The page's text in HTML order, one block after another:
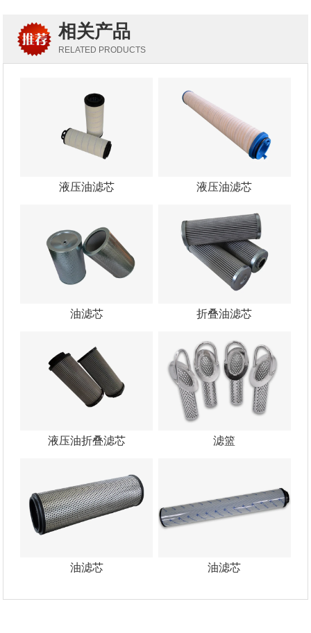
相关产品
RELATED PRODUCTS
液压油滤芯 液压油滤芯
油滤芯 折叠油滤芯
液压油折叠滤芯 滤篮
油滤芯 油滤芯